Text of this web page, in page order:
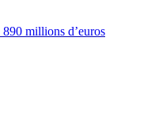
millions d’euros